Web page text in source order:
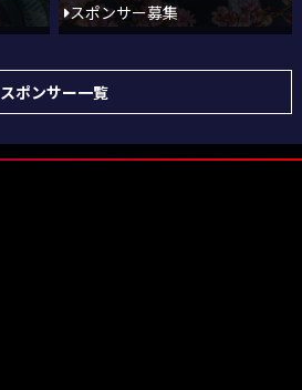
スポンサー募集
スポンサー一覧